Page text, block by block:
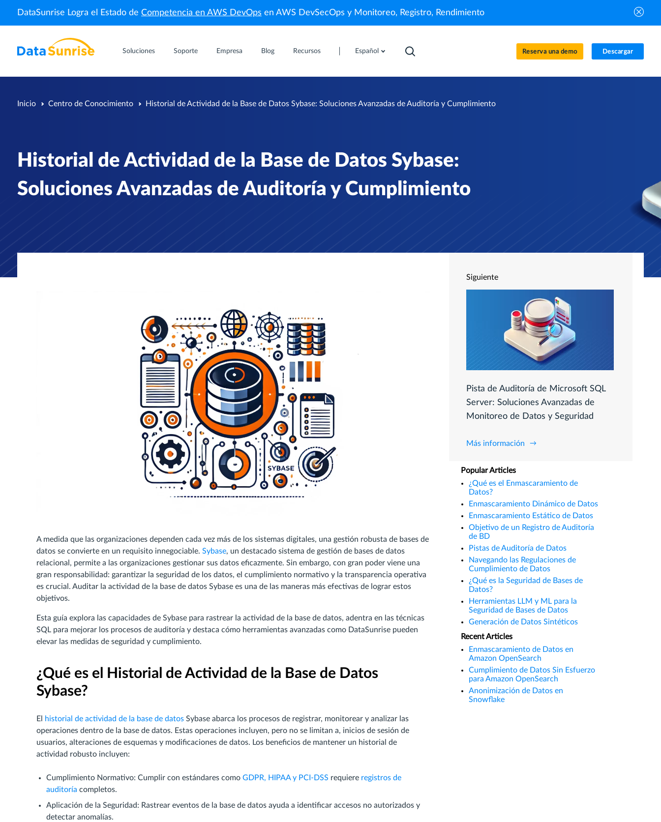
DataSunrise Logra el Estado de Competencia en AWS DevOps en AWS DevSecOps y Monitoreo, Registro, Rendimiento
Soluciones Soporte Empresa Blog Recursos Español Reserva una demo Descargar
Inicio Centro de Conocimiento Historial de Actividad de la Base de Datos Sybase: Soluciones Avanzadas de Auditoría y Cumplimiento
Historial de Actividad de la Base de Datos Sybase:
Soluciones Avanzadas de Auditoría y Cumplimiento
A medida que las organizaciones dependen cada vez más de los sistemas digitales, una gestión robusta de bases de
datos se convierte en un requisito innegociable. Sybase, un destacado sistema de gestión de bases de datos
relacional, permite a las organizaciones gestionar sus datos eficazmente. Sin embargo, con gran poder viene una
gran responsabilidad: garantizar la seguridad de los datos, el cumplimiento normativo y la transparencia operativa
es crucial. Auditar la actividad de la base de datos Sybase es una de las maneras más efectivas de lograr estos
objetivos.
Esta guía explora las capacidades de Sybase para rastrear la actividad de la base de datos, adentra en las técnicas
SQL para mejorar los procesos de auditoría y destaca cómo herramientas avanzadas como DataSunrise pueden
elevar las medidas de seguridad y cumplimiento.
¿Qué es el Historial de Actividad de la Base de Datos
Sybase?
El historial de actividad de la base de datos Sybase abarca los procesos de registrar, monitorear y analizar las
operaciones dentro de la base de datos. Estas operaciones incluyen, pero no se limitan a, inicios de sesión de
usuarios, alteraciones de esquemas y modificaciones de datos. Los beneficios de mantener un historial de
actividad robusto incluyen:
Cumplimiento Normativo: Cumplir con estándares como GDPR, HIPAA y PCI-DSS requiere registros de
auditoría completos.
Aplicación de la Seguridad: Rastrear eventos de la base de datos ayuda a identificar accesos no autorizados y
detectar anomalías.
Siguiente
Pista de Auditoría de Microsoft SQL
Server: Soluciones Avanzadas de
Monitoreo de Datos y Seguridad
Más información
Popular Articles
¿Qué es el Enmascaramiento de
Datos?
Enmascaramiento Dinámico de Datos
Enmascaramiento Estático de Datos
Objetivo de un Registro de Auditoría
de BD
Pistas de Auditoría de Datos
Navegando las Regulaciones de
Cumplimiento de Datos
¿Qué es la Seguridad de Bases de
Datos?
Herramientas LLM y ML para la
Seguridad de Bases de Datos
Generación de Datos Sintéticos
Recent Articles
Enmascaramiento de Datos en
Amazon OpenSearch
Cumplimiento de Datos Sin Esfuerzo
para Amazon OpenSearch
Anonimización de Datos en
Snowflake